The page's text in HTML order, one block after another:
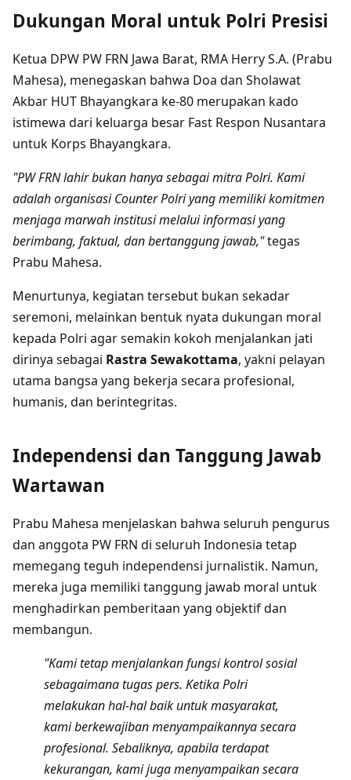
Dukungan Moral untuk Polri Presisi
Ketua DPW PW FRN Jawa Barat, RMA Herry S.A. (Prabu
Mahesa), menegaskan bahwa Doa dan Sholawat
Akbar HUT Bhayangkara ke-80 merupakan kado
istimewa dari keluarga besar Fast Respon Nusantara
untuk Korps Bhayangkara.
"PW FRN lahir bukan hanya sebagai mitra Polri. Kami
adalah organisasi Counter Polri yang memiliki komitmen
menjaga marwah institusi melalui informasi yang
berimbang, faktual, dan bertanggung jawab,"tegas
Prabu Mahesa.
Menurtunya, kegiatan tersebut bukan sekadar
seremoni, melainkan bentuk nyata dukungan moral
kepada Polri agar semakin kokoh menjalankan jati
dirinya sebagai Rastra Sewakottama, yakni pelayan
utama bangsa yang bekerja secara profesional,
humanis, dan berintegritas.
Independensi dan Tanggung Jawab
Wartawan
Prabu Mahesa menjelaskan bahwa seluruh pengurus
dan anggota PW FRN di seluruh Indonesia tetap
memegang teguh independensi jurnalistik. Namun,
mereka juga memiliki tanggung jawab moral untuk
menghadirkan pemberitaan yang objektif dan
membangun.
"Kami tetap menjalankan fungsi kontrol sosial
sebagaimana tugas pers. Ketika Polri
melakukan hal-hal baik untuk masyarakat,
kami berkewajiban menyampaikannya secara
profesional. Sebaliknya, apabila terdapat
kekurangan, kami juga menyampaikan secara